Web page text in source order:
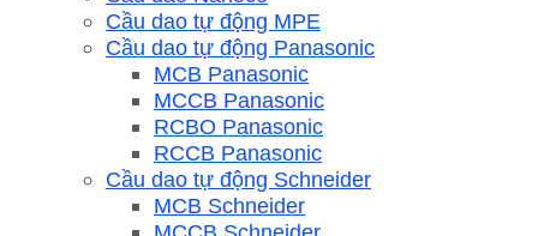
Cầu dao tự động MPE
Cầu dao tự động Panasonic
MCB Panasonic
MCCB Panasonic
RCBO Panasonic
RCCB Panasonic
Cầu dao tự động Schneider
MCB Schneider